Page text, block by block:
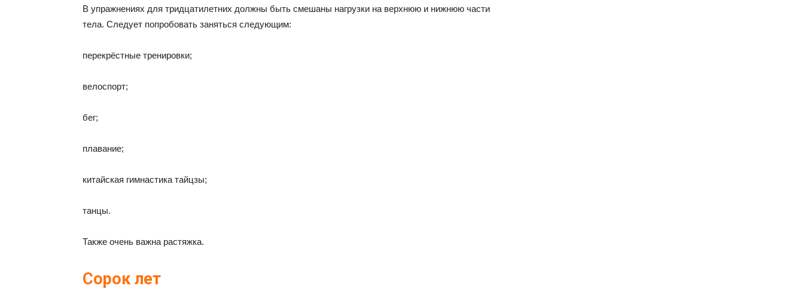
В упражнениях для тридцатилетних должны быть смешаны нагрузки на верхнюю и нижнюю части
тела. Следует попробовать заняться следующим:
перекрёстные тренировки;
велоспорт;
бег;
плавание;
китайская гимнастика тайцзы;
танцы.
Также очень важна растяжка.
Сорок лет